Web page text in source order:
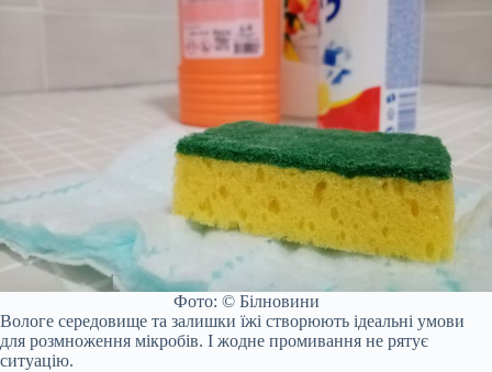
Фото: © Білновини
Вологе середовище та залишки їжі створюють ідеальні умови
для розмноження мікробів. І жодне промивання не рятує
ситуацію.